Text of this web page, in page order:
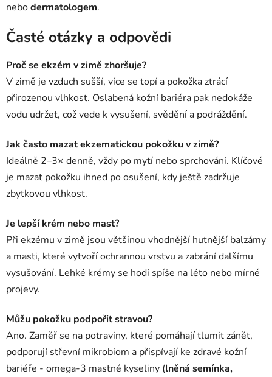
nebodermatologem.
Časté otázky a odpovědi
Proč se ekzém v zimě zhoršuje?
V zimě je vzduch sušší, více se topí a pokožka ztrácí
přirozenou vlhkost. Oslabená kožní bariéra pak nedokáže
vodu udržet, což vede k vysušení, svědění a podráždění.
Jak často mazat ekzematickou pokožku v zimě?
Ideálně 2–3× denně, vždy po mytí nebo sprchování. Klíčové
je mazat pokožku ihned po osušení, kdy ještě zadržuje
zbytkovou vlhkost.
Je lepší krém nebo mast?
Při ekzému v zimě jsou většinou vhodnější hutnější balzámy
a masti, které vytvoří ochrannou vrstvu a zabrání dalšímu
vysušování. Lehké krémy se hodí spíše na léto nebo mírné
projevy.
Můžu pokožku podpořit stravou?
Ano. Zaměř se na potraviny, které pomáhají tlumit zánět,
podporují střevní mikrobiom a přispívají ke zdravé kožní
bariéře - omega-3 mastné kyseliny (lněná semínka,